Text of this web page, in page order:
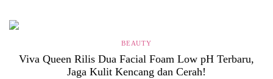
BEAUTY
Viva Queen Rilis Dua Facial Foam Low pH Terbaru,
Jaga Kulit Kencang dan Cerah!